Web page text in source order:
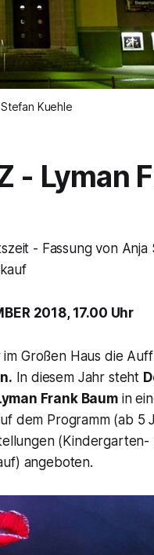
Kuehle
- Lyman
- Fassung von Anja
2018, 17.00 Uhr
Großen Haus die
In diesem Jahr steht
Frank Baumin
dem Programm (ab 5
(Kindergarten-
angeboten.